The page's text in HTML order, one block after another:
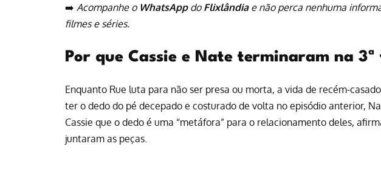
➡️ Acompanhe o WhatsAppdo Flixlândiae não perca nenhuma
filmes e séries.
Por que Cassie e Nate terminaram na
Enquanto Rue luta para não ser presa ou morta, a vida de recém-
ter o dedo do pé decepado e costurado de volta no episódio anterior,
Cassie que o dedo é uma “metáfora” para o relacionamento deles,
juntaram as peças.